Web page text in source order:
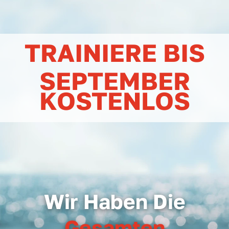
WETTKAMPFTRAINING
TRAINIERE BIS
SEPTEMBER
KOSTENLOS
Wir Haben Die